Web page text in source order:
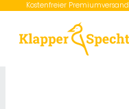
Kostenfreier Premiumversand
Klapperspecht GmbH
öffnen